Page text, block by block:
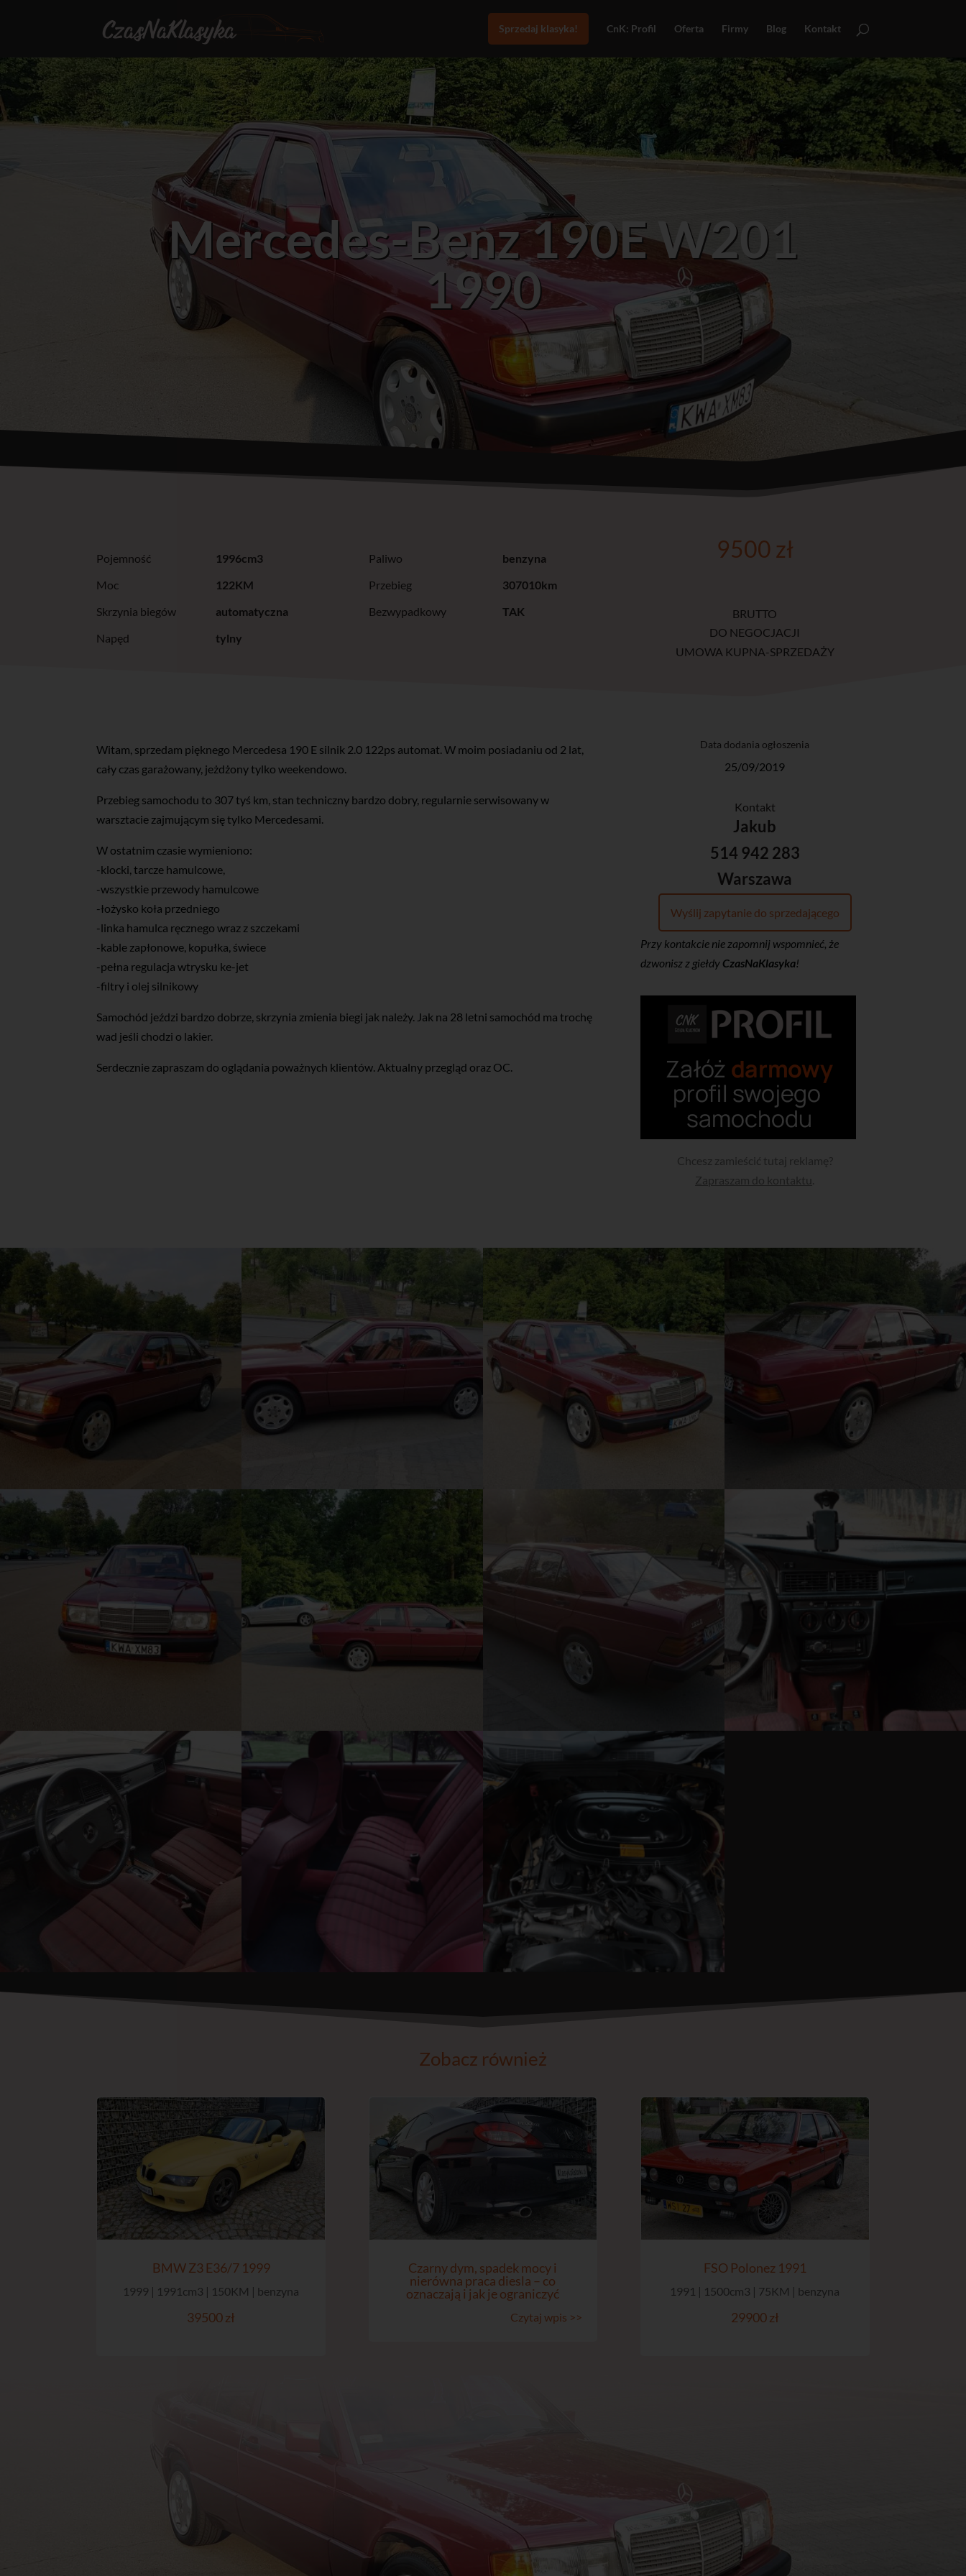
Sprzedaj klasyka! CnK: Profil Oferta Firmy Blog Kontakt
Mercedes-Benz 190E W201
1990
Pojemność
1996cm3
Moc
122KM
Skrzynia biegów
automatyczna
Napęd
tylny
Paliwo
benzyna
Przebieg
307010km
Bezwypadkowy
TAK
9500 zł
BRUTTO
DO NEGOCJACJI
UMOWA KUPNA-SPRZEDAŻY
Witam, sprzedam pięknego Mercedesa 190 E silnik 2.0 122ps automat. W moim posiadaniu od 2 lat,
cały czas garażowany, jeżdżony tylko weekendowo.
Przebieg samochodu to 307 tyś km, stan techniczny bardzo dobry, regularnie serwisowany w
warsztacie zajmującym się tylko Mercedesami.
W ostatnim czasie wymieniono:
-klocki, tarcze hamulcowe,
-wszystkie przewody hamulcowe
-łożysko koła przedniego
-linka hamulca ręcznego wraz z szczekami
-kable zapłonowe, kopułka, świece
-pełna regulacja wtrysku ke-jet
-filtry i olej silnikowy
Samochód jeździ bardzo dobrze, skrzynia zmienia biegi jak należy. Jak na 28 letni samochód ma trochę
wad jeśli chodzi o lakier.
Serdecznie zapraszam do oglądania poważnych klientów. Aktualny przegląd oraz OC.
Data dodania ogłoszenia
25/09/2019
Kontakt
Jakub
514 942 283
Warszawa
Wyślij zapytanie do sprzedającego
Przy kontakcie nie zapomnij wspomnieć, że
dzwonisz z giełdy CzasNaKlasyka!
Chcesz zamieścić tutaj reklamę?
Zapraszam do kontaktu
Zobacz również
BMW Z3 E36/7 1999
1999 | 1991cm3 | 150KM | benzyna
39500 zł
Czarny dym, spadek mocy i
nierówna praca diesla – co
oznaczają i jak je ograniczyć
Czytaj wpis >>
FSO Polonez 1991
1991 | 1500cm3 | 75KM | benzyna
29900 zł